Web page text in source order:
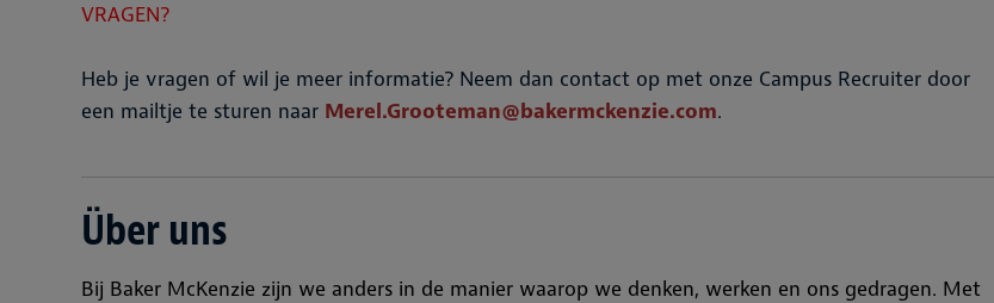
VRAGEN?
Heb je vragen of wil je meer informatie? Neem dan contact op met onze Campus Recruiter door
een mailtje te sturen naar Merel.Grooteman@bakermckenzie.com.
Über uns
Bij Baker McKenzie zijn we anders in de manier waarop we denken, werken en ons gedragen. Met